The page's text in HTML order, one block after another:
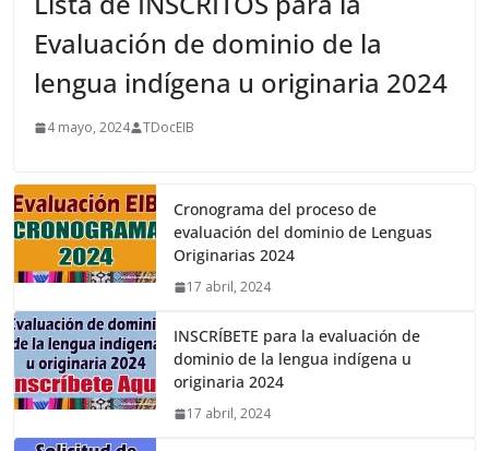
Evaluación de dominio de la
lengua indígena u originaria 2024
4 mayo, 2024 TDocEIB
Cronograma del proceso de
evaluación del dominio de Lenguas
Originarias 2024
17 abril, 2024
INSCRÍBETE para la evaluación de
dominio de la lengua indígena u
originaria 2024
17 abril, 2024